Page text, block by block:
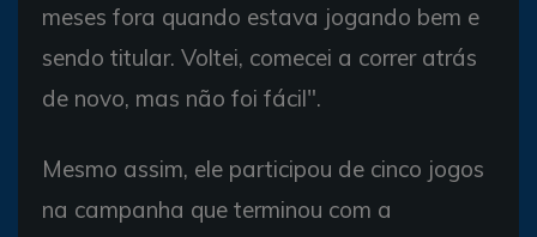
meses fora quando estava jogando bem e
sendo titular. Voltei, comecei a correr atrás
de novo, mas não foi fácil".
Mesmo assim, ele participou de cinco jogos
na campanha que terminou com a